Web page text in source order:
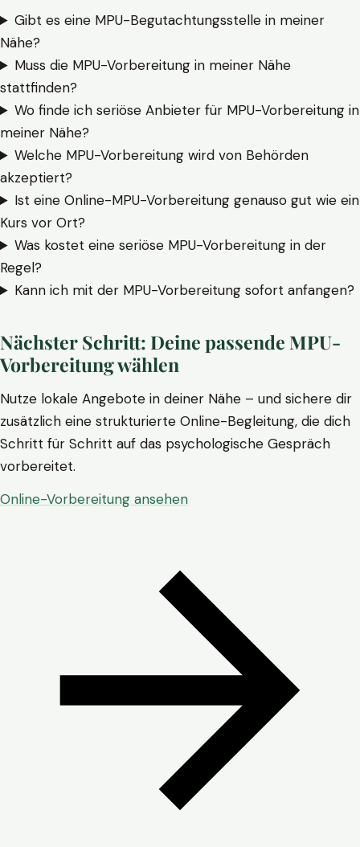
Gibt es eine MPU-Begutachtungsstelle in meiner
Nähe?
Muss die MPU-Vorbereitung in meiner Nähe
stattfinden?
Wo finde ich seriöse Anbieter für MPU-Vorbereitung in
meiner Nähe?
Welche MPU-Vorbereitung wird von Behörden
akzeptiert?
Ist eine Online-MPU-Vorbereitung genauso gut wie ein
Kurs vor Ort?
Was kostet eine seriöse MPU-Vorbereitung in der
Regel?
Kann ich mit der MPU-Vorbereitung sofort anfangen?
Nächster Schritt: Deine passende MPU-
Vorbereitung wählen
Nutze lokale Angebote in deiner Nähe – und sichere dir
zusätzlich eine strukturierte Online-Begleitung, die dich
Schritt für Schritt auf das psychologische Gespräch
vorbereitet.
Online-Vorbereitung ansehen